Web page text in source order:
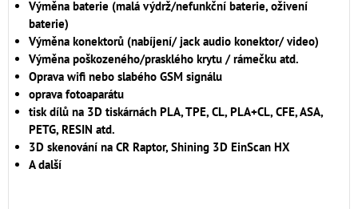
Výměna baterie (malá výdrž/nefunkční baterie, oživení
baterie)
Výměna konektorů (nabíjení/ jack audio konektor/ video)
Výměna poškozeného/prasklého krytu / rámečku atd.
Oprava wifi nebo slabého GSM signálu
oprava fotoaparátu
tisk dílů na 3D tiskárnách PLA, TPE, CL, PLA+CL, CFE, ASA,
PETG, RESIN atd.
3D skenování na CR Raptor, Shining 3D EinScan HX
A další